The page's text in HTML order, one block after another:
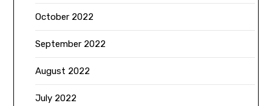
October 2022
September 2022
August 2022
July 2022